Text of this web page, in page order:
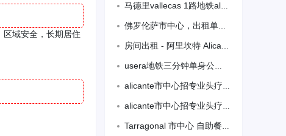
域安全，长期居住
马德里vallecas 1路地铁alto arena 要周末帮厨 要熟练炒饭
佛罗伦萨市中心，出租单人间！ 可以日租、可以短租，可以长租！ 有需要的请联系：
房间出租 - 阿里坎特 Alicante 624225463
usera地铁三分钟单身公寓房东直租淡季惊爆价500，住两人550，最多住两人。
alicante市中心招专业头疗师，按摩师，数名，包吃包住，待遇优，有意者请联系68858 5199
alicante市中心招专业头疗师，按摩师，数名，包吃包住，待遇优，有意者请联系688585199
Tarragonal 市中心 自助餐 需要熟练油锅…或者学油锅…备拘留…